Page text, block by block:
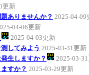
更新
ありませんか？ 2025-04-09
04-06更新
2025-04-03更新
してみよう 2025-03-31更新
生しますか？
2025-03-
すか？ 2025-03-29更新